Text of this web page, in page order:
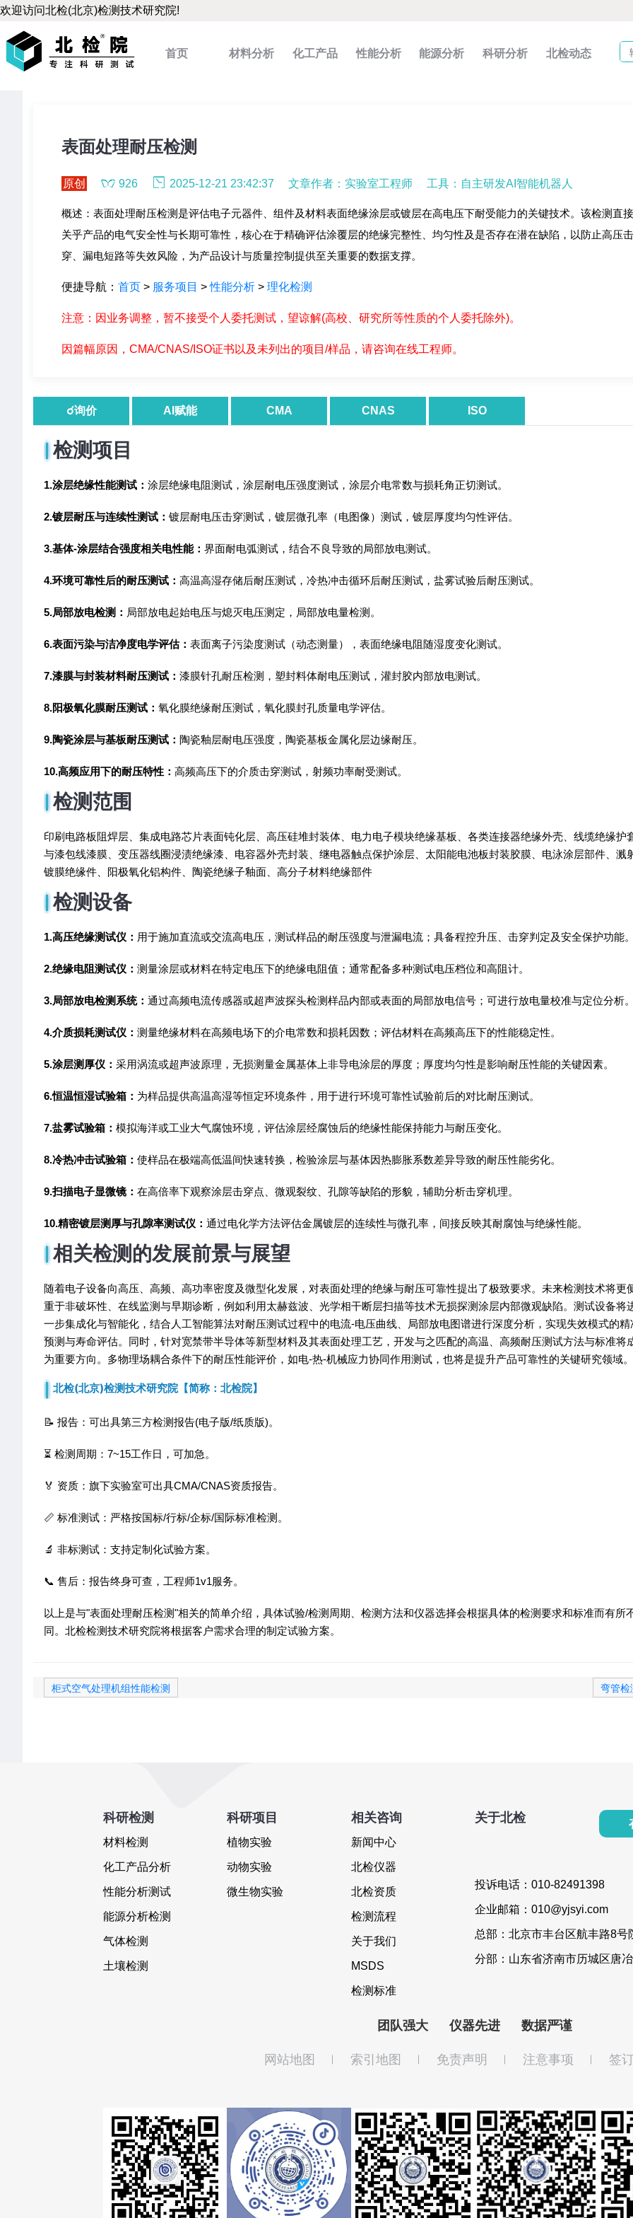
欢迎访问北检(北京)检测技术研究院!
首页 材料分析 化工产品 性能分析 能源分析 科研分析 北检动态
表面处理耐压检测
原创 926 2025-12-21 23:42:37 文章作者：实验室工程师 工具：自主研发AI智能机器人
概述：表面处理耐压检测是评估电子元器件、组件及材料表面绝缘涂层或镀层在高电压下耐受能力的关键技术。该检测直接
关乎产品的电气安全性与长期可靠性，核心在于精确评估涂覆层的绝缘完整性、均匀性及是否存在潜在缺陷，以防止高压击
穿、漏电短路等失效风险，为产品设计与质量控制提供至关重要的数据支撑。
便捷导航： 首页 > 服务项目 >性能分析 > 理化检测
注意：因业务调整，暂不接受个人委托测试，望谅解(高校、研究所等性质的个人委托除外)。
因篇幅原因，CMA/CNAS/ISO证书以及未列出的项目/样品，请咨询在线工程师。
☌询价 AI赋能 CMA CNAS ISO
检测项目
1.涂层绝缘性能测试： 涂层绝缘电阻测试，涂层耐电压强度测试，涂层介电常数与损耗角正切测试。
2.镀层耐压与连续性测试： 镀层耐电压击穿测试，镀层微孔率（电图像）测试，镀层厚度均匀性评估。
3.基体-涂层结合强度相关电性能： 界面耐电弧测试，结合不良导致的局部放电测试。
4.环境可靠性后的耐压测试： 高温高湿存储后耐压测试，冷热冲击循环后耐压测试，盐雾试验后耐压测试。
5.局部放电检测： 局部放电起始电压与熄灭电压测定，局部放电量检测。
6.表面污染与洁净度电学评估： 表面离子污染度测试（动态测量），表面绝缘电阻随湿度变化测试。
7.漆膜与封装材料耐压测试： 漆膜针孔耐压检测，塑封料体耐电压测试，灌封胶内部放电测试。
8.阳极氧化膜耐压测试： 氧化膜绝缘耐压测试，氧化膜封孔质量电学评估。
9.陶瓷涂层与基板耐压测试： 陶瓷釉层耐电压强度，陶瓷基板金属化层边缘耐压。
10.高频应用下的耐压特性： 高频高压下的介质击穿测试，射频功率耐受测试。
检测范围
印刷电路板阻焊层、集成电路芯片表面钝化层、高压硅堆封装体、电力电子模块绝缘基板、各类连接器绝缘外壳、线缆绝缘护
与漆包线漆膜、变压器线圈浸渍绝缘漆、电容器外壳封装、继电器触点保护涂层、太阳能电池板封装胶膜、电泳涂层部件、溅
镀膜绝缘件、阳极氧化铝构件、陶瓷绝缘子釉面、高分子材料绝缘部件
检测设备
1.高压绝缘测试仪： 用于施加直流或交流高电压，测试样品的耐压强度与泄漏电流；具备程控升压、击穿判定及安全保护功能
2.绝缘电阻测试仪： 测量涂层或材料在特定电压下的绝缘电阻值；通常配备多种测试电压档位和高阻计。
3.局部放电检测系统： 通过高频电流传感器或超声波探头检测样品内部或表面的局部放电信号；可进行放电量校准与定位分析
4.介质损耗测试仪： 测量绝缘材料在高频电场下的介电常数和损耗因数；评估材料在高频高压下的性能稳定性。
5.涂层测厚仪： 采用涡流或超声波原理，无损测量金属基体上非导电涂层的厚度；厚度均匀性是影响耐压性能的关键因素。
6.恒温恒湿试验箱： 为样品提供高温高湿等恒定环境条件，用于进行环境可靠性试验前后的对比耐压测试。
7.盐雾试验箱： 模拟海洋或工业大气腐蚀环境，评估涂层经腐蚀后的绝缘性能保持能力与耐压变化。
8.冷热冲击试验箱： 使样品在极端高低温间快速转换，检验涂层与基体因热膨胀系数差异导致的耐压性能劣化。
9.扫描电子显微镜： 在高倍率下观察涂层击穿点、微观裂纹、孔隙等缺陷的形貌，辅助分析击穿机理。
10.精密镀层测厚与孔隙率测试仪： 通过电化学方法评估金属镀层的连续性与微孔率，间接反映其耐腐蚀与绝缘性能。
相关检测的发展前景与展望
随着电子设备向高压、高频、高功率密度及微型化发展，对表面处理的绝缘与耐压可靠性提出了极致要求。未来检测技术将更
重于非破坏性、在线监测与早期诊断，例如利用太赫兹波、光学相干断层扫描等技术无损探测涂层内部微观缺陷。测试设备将
一步集成化与智能化，结合人工智能算法对耐压测试过程中的电流-电压曲线、局部放电图谱进行深度分析，实现失效模式的精
预测与寿命评估。同时，针对宽禁带半导体等新型材料及其表面处理工艺，开发与之匹配的高温、高频耐压测试方法与标准将
为重要方向。多物理场耦合条件下的耐压性能评价，如电-热-机械应力协同作用测试，也将是提升产品可靠性的关键研究领域。
北检(北京)检测技术研究院【简称：北检院】
📝 报告：可出具第三方检测报告(电子版/纸质版)。
⏳ 检测周期：7~15工作日，可加急。
🏅 资质：旗下实验室可出具CMA/CNAS资质报告。
📏 标准测试：严格按国标/行标/企标/国际标准检测。
🔬 非标测试：支持定制化试验方案。
📞 售后：报告终身可查，工程师1v1服务。
以上是与"表面处理耐压检测"相关的简单介绍，具体试验/检测周期、检测方法和仪器选择会根据具体的检测要求和标准而有所
同。北检检测技术研究院将根据客户需求合理的制定试验方案。
柜式空气处理机组性能检测 弯管检
科研检测
材料检测
化工产品分析
性能分析测试
能源分析检测
气体检测
土壤检测
科研项目
植物实验
动物实验
微生物实验
相关咨询
新闻中心
北检仪器
北检资质
检测流程
关于我们
MSDS
检测标准
关于北检
投诉电话：010-82491398
企业邮箱：010@yjsyi.com
总部：北京市丰台区航丰路8号
分部：山东省济南市历城区唐
团队强大 仪器先进 数据严谨
网站地图 索引地图 免责声明 注意事项 签